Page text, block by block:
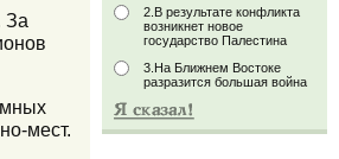
За
мест.
2.В результате конфликта
возникнет новое
государство Палестина
3.На Ближнем Востоке
разразится большая война